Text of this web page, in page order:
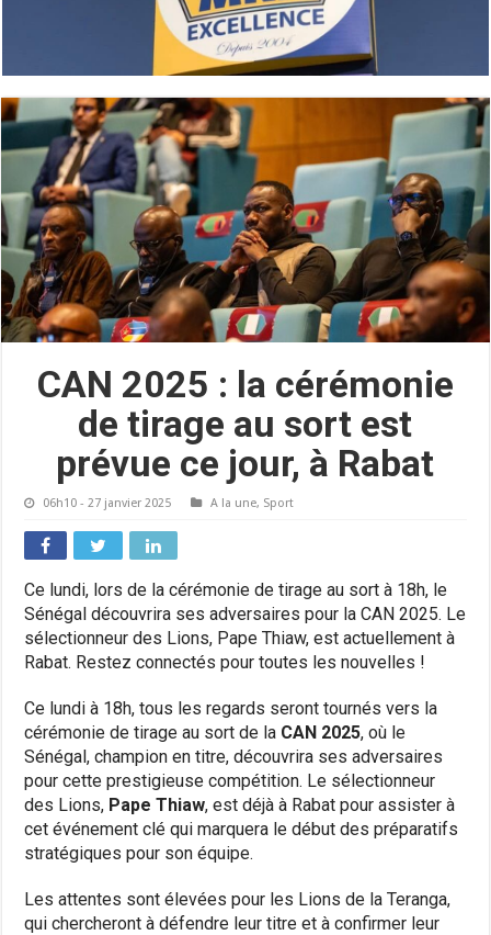
CAN 2025 : la cérémonie
de tirage au sort est
prévue ce jour, à Rabat
06h10 - 27 janvier 2025 A la une, Sport
Ce lundi, lors de la cérémonie de tirage au sort à 18h, le
Sénégal découvrira ses adversaires pour la CAN 2025. Le
sélectionneur des Lions, Pape Thiaw, est actuellement à
Rabat. Restez connectés pour toutes les nouvelles !
Ce lundi à 18h, tous les regards seront tournés vers la
cérémonie de tirage au sort de la CAN 2025, où le
Sénégal, champion en titre, découvrira ses adversaires
pour cette prestigieuse compétition. Le sélectionneur
des Lions, Pape Thiaw, est déjà à Rabat pour assister à
cet événement clé qui marquera le début des préparatifs
stratégiques pour son équipe.
Les attentes sont élevées pour les Lions de la Teranga,
qui chercheront à défendre leur titre et à confirmer leur